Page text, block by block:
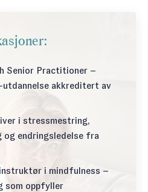
Senior Practitioner –
akkreditert av
i stressmestring,
og endringsledelse fra
i mindfulness –
som oppfyller